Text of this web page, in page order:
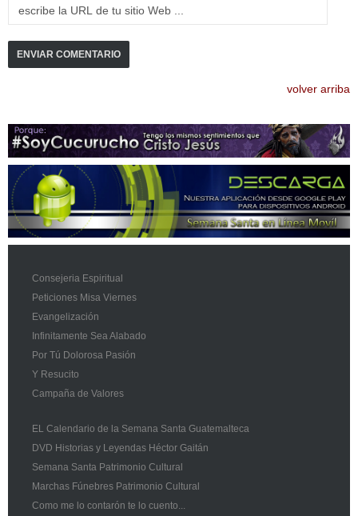
volver arriba
Consejeria Espiritual
Peticiones Misa Viernes
Evangelización
Infinitamente Sea Alabado
Por Tú Dolorosa Pasión
Y Resucito
Campaña de Valores
EL Calendario de la Semana Santa Guatemalteca
DVD Historias y Leyendas Héctor Gaitán
Semana Santa Patrimonio Cultural
Marchas Fúnebres Patrimonio Cultural
Como me lo contarón te lo cuento...